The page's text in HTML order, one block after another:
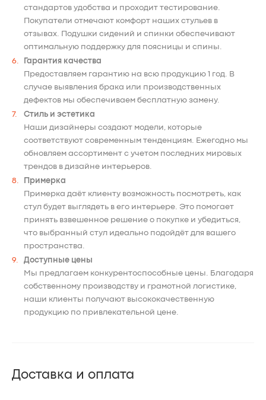
стандартов удобства и проходит тестирование.
Покупатели отмечают комфорт наших стульев в
отзывах. Подушки сидений и спинки обеспечивают
оптимальную поддержку для поясницы и спины.
Гарантия качества
Предоставляем гарантию на всю продукцию 1 год. В
случае выявления брака или производственных
дефектов мы обеспечиваем бесплатную замену.
Стиль и эстетика
Наши дизайнеры создают модели, которые
соответствуют современным тенденциям. Ежегодно мы
обновляем ассортимент с учетом последних мировых
трендов в дизайне интерьеров.
Примерка
Примерка даёт клиенту возможность посмотреть, как
стул будет выглядеть в его интерьере. Это помогает
принять взвешенное решение о покупке и убедиться,
что выбранный стул идеально подойдёт для вашего
пространства.
Доступные цены
Мы предлагаем конкурентоспособные цены. Благодаря
собственному производству и грамотной логистике,
наши клиенты получают высококачественную
продукцию по привлекательной цене.
Доставка и оплата